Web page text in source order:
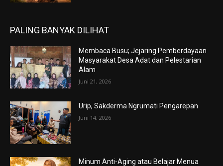
PALING BANYAK DILIHAT
Membaca Busu; Jejaring Pemberdayaan
Masyarakat Desa Adat dan Pelestarian
Alam
Juni 21, 2026
Urip, Sakderma Ngrumati Pengarepan
Juni 14, 2026
Minum Anti-Aging atau Belajar Menua